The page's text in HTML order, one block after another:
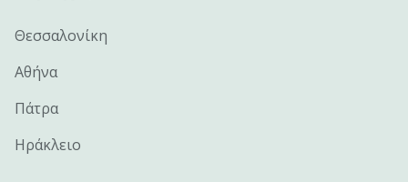
Θεσσαλονίκη
Αθήνα
Πάτρα
Ηράκλειο